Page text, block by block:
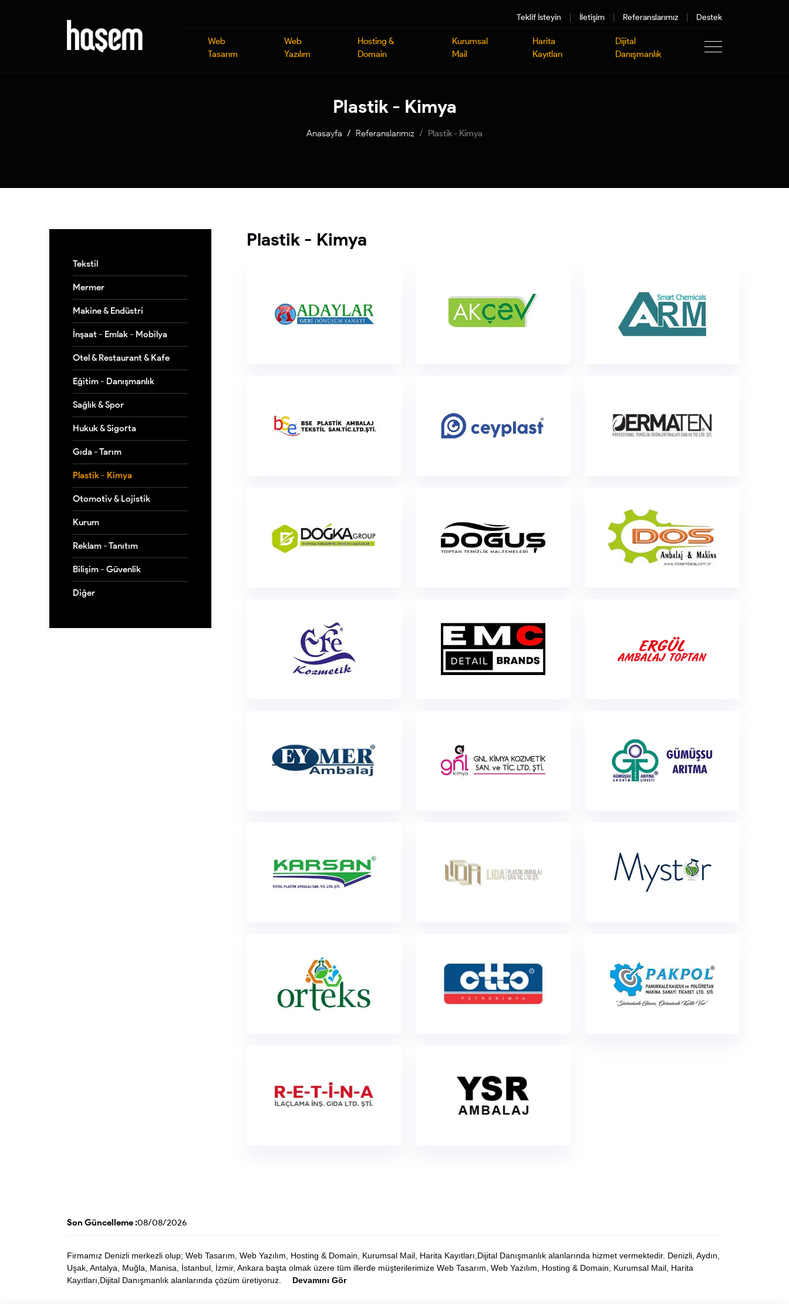
Teklif İsteyin İletişim Referanslarımız Destek
Web
Tasarım
Web
Yazılım
Hosting &
Domain
Kurumsal
Mail
Harita
Kayıtları
Dijital
Danışmanlık
Plastik - Kimya
Anasayfa Referanslarımız Plastik - Kimya
Tekstil
Mermer
Makine & Endüstri
İnşaat - Emlak - Mobilya
Otel & Restaurant & Kafe
Eğitim - Danışmanlık
Sağlık & Spor
Hukuk & Sigorta
Gıda - Tarım
Plastik - Kimya
Otomotiv & Lojistik
Kurum
Reklam - Tanıtım
Bilişim - Güvenlik
Diğer
Plastik - Kimya
Son Güncelleme :08/08/2026
Firmamız Denizli merkezli olup; Web Tasarım, Web Yazılım, Hosting & Domain, Kurumsal Mail, Harita Kayıtları,Dijital Danışmanlık alanlarında hizmet vermektedir. Denizli, Aydın,
Uşak, Antalya, Muğla, Manisa, İstanbul, İzmir, Ankara başta olmak üzere tüm illerde müşterilerimize Web Tasarım, Web Yazılım, Hosting & Domain, Kurumsal Mail, Harita
Kayıtları,Dijital Danışmanlık alanlarında çözüm üretiyoruz.
Devamını Gör